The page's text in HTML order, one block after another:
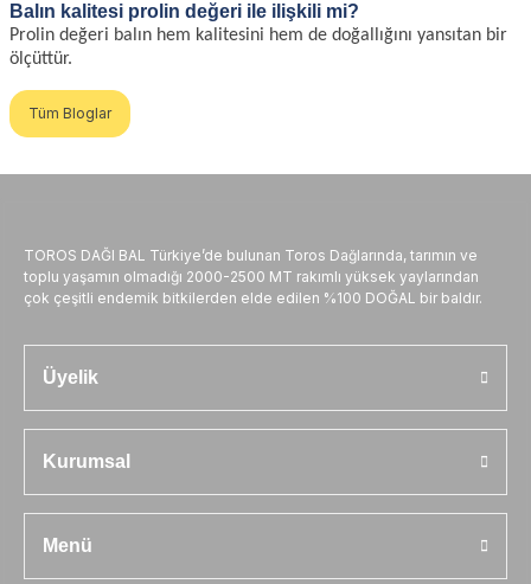
Balın kalitesi prolin değeri ile ilişkili mi?
Prolin değeri balın hem kalitesini hem de doğallığını yansıtan bir
ölçüttür.
Tüm Bloglar
TOROS DAĞI BAL Türkiye’de bulunan Toros Dağlarında, tarımın ve
toplu yaşamın olmadığı 2000-2500 MT rakımlı yüksek yaylarından
çok çeşitli endemik bitkilerden elde edilen %100 DOĞAL bir baldır.
Üyelik
Kurumsal
Menü